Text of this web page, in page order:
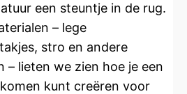
een steuntje in de rug.
– lege
stro en andere
– lieten we zien hoe je een
kunt creëren voor